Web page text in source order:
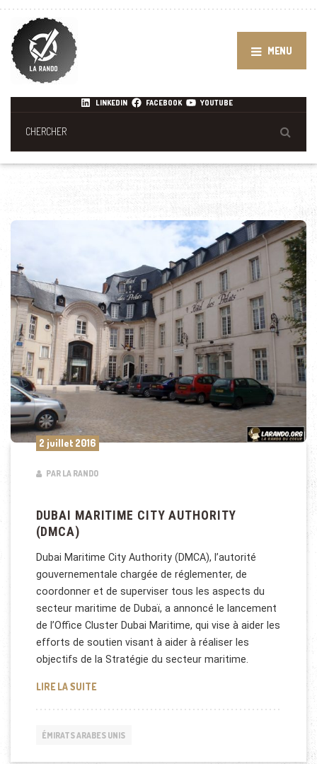
MENU
LINKEDIN FACEBOOK YOUTUBE
2 juillet 2016
PAR LA RANDO
DUBAI MARITIME CITY AUTHORITY
(DMCA)
Dubai Maritime City Authority (DMCA), l’autorité
gouvernementale chargée de réglementer, de
coordonner et de superviser tous les aspects du
secteur maritime de Dubaï, a annoncé le lancement
de l’Office Cluster Dubai Maritime, qui vise à aider les
efforts de soutien visant à aider à réaliser les
objectifs de la Stratégie du secteur maritime.
LIRE LA SUITEDUBAI MARITIME CITY AUTHORITY (DMCA)
ÉMIRATS ARABES UNIS